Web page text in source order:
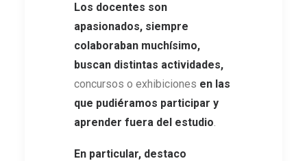
Los docentes son
apasionados, siempre
colaboraban muchísimo,
buscan distintas actividades,
concursos o exhibiciones en las
que pudiéramos participar y
aprender fuera del estudio.
En particular, destaco